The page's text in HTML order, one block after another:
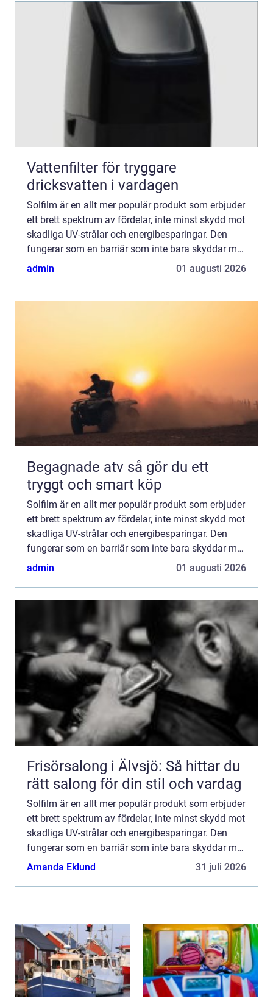
Vattenfilter för tryggare
dricksvatten i vardagen
Solfilm är en allt mer populär produkt som erbjuder
ett brett spektrum av fördelar, inte minst skydd mot
skadliga UV-strålar och energibesparingar. Den
fungerar som en barriär som inte bara skyddar mot
solens starka str&arin...
admin 01 augusti 2026
Begagnade atv så gör du ett
tryggt och smart köp
Solfilm är en allt mer populär produkt som erbjuder
ett brett spektrum av fördelar, inte minst skydd mot
skadliga UV-strålar och energibesparingar. Den
fungerar som en barriär som inte bara skyddar mot
solens starka str&arin...
admin 01 augusti 2026
Frisörsalong i Älvsjö: Så hittar du
rätt salong för din stil och vardag
Solfilm är en allt mer populär produkt som erbjuder
ett brett spektrum av fördelar, inte minst skydd mot
skadliga UV-strålar och energibesparingar. Den
fungerar som en barriär som inte bara skyddar mot
solens starka str&arin...
Amanda Eklund 31 juli 2026